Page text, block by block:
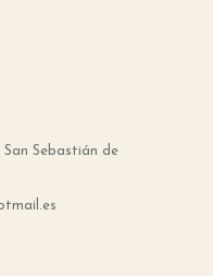
Sebastián de